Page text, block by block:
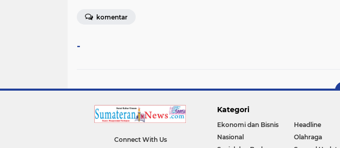
komentar
-
Connect With Us
Kategori
Ekonomi dan Bisnis Headline
Nasional
Olahraga